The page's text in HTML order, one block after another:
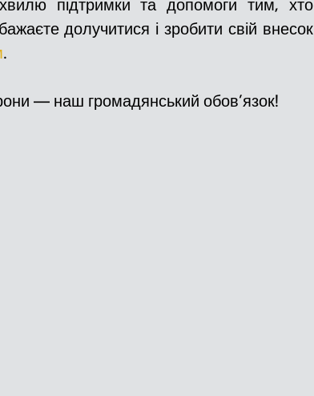
підтримки та допомоги тим, хто
долучитися і зробити свій внесок
.
— наш гро­ма­дянсь­кий обов’язок!